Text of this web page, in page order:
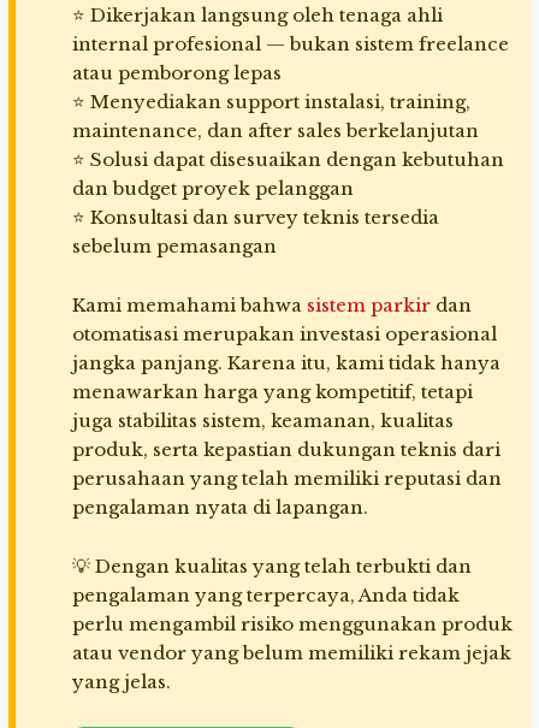
⭐ Dikerjakan langsung oleh tenaga ahli
internal profesional — bukan sistem freelance
atau pemborong lepas
⭐ Menyediakan support instalasi, training,
maintenance, dan after sales berkelanjutan
⭐ Solusi dapat disesuaikan dengan kebutuhan
dan budget proyek pelanggan
⭐ Konsultasi dan survey teknis tersedia
sebelum pemasangan
Kami memahami bahwa sistem parkir dan
otomatisasi merupakan investasi operasional
jangka panjang. Karena itu, kami tidak hanya
menawarkan harga yang kompetitif, tetapi
juga stabilitas sistem, keamanan, kualitas
produk, serta kepastian dukungan teknis dari
perusahaan yang telah memiliki reputasi dan
pengalaman nyata di lapangan.
💡 Dengan kualitas yang telah terbukti dan
pengalaman yang terpercaya, Anda tidak
perlu mengambil risiko menggunakan produk
atau vendor yang belum memiliki rekam jejak
yang jelas.